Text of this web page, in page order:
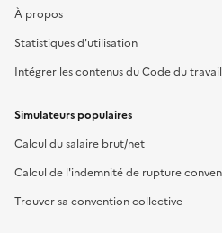
À propos
Statistiques d'utilisation
Intégrer les contenus du Code du
Simulateurs populaires
Calcul du salaire brut/net
Calcul de l'indemnité de rupture
Trouver sa convention collective